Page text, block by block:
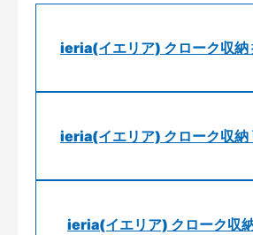
ieria(イエリア) クローク収納
ieria(イエリア) クローク収納
ieria(イエリア) クローク収